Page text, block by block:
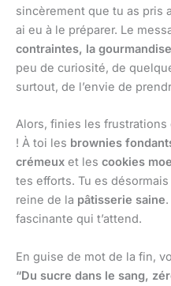
sincèrement que tu as pris
ai eu à le préparer. Le
contraintes, la
peu de curiosité, de
surtout, de l’envie de
Alors, finies les
! À toi les brownies
crémeux et les cookies
tes efforts. Tu es
reine de la pâtisserie saine
fascinante qui t’attend.
En guise de mot de la fin,
“Du sucre dans le sang,